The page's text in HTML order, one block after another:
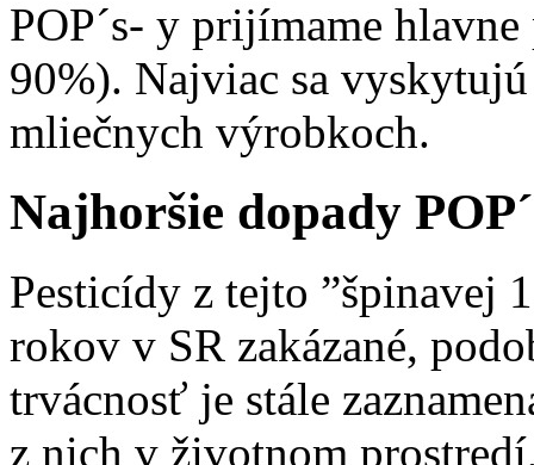
POP´s- y prijímame
90%). Najviac sa
mliečnych výrobkoch.
Najhoršie dopady
Pesticídy z tejto ”špinavej
rokov v SR zakázané,
trvácnosť je stále
z nich v životnom